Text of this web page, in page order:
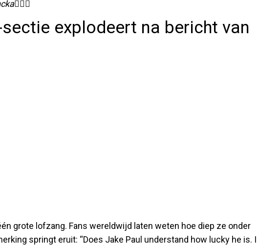
explodeert na bericht van
grote lofzang. Fans wereldwijd laten weten hoe diep ze onder
springt eruit: “Does Jake Paul understand how lucky he is. I